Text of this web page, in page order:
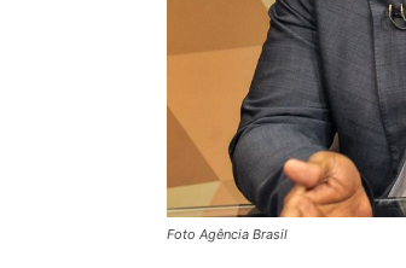
Foto Agência Brasil